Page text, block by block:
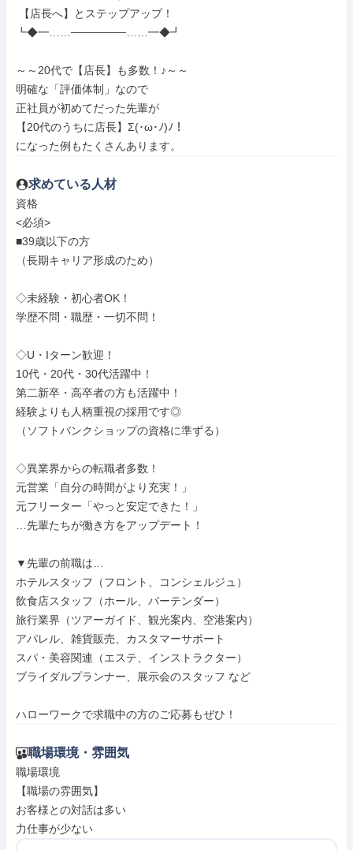
┗◆━……───────……━◆┛
～～20代で【店長】も多数！♪～～
明確な「評価体制」なので
正社員が初めてだった先輩が
【20代のうちに店長】Σ(･ω･ﾉ)ﾉ！
になった例もたくさんあります。
求めている人材
資格
<必須>
■39歳以下の方
（長期キャリア形成のため）
◇未経験・初心者OK！
学歴不問・職歴・一切不問！
◇U・Iターン歓迎！
10代・20代・30代活躍中！
第二新卒・高卒者の方も活躍中！
経験よりも人柄重視の採用です◎
（ソフトバンクショップの資格に準ずる）
◇異業界からの転職者多数！
元営業「自分の時間がより充実！」
元フリーター「やっと安定できた！」
…先輩たちが働き方をアップデート！
▼先輩の前職は…
ホテルスタッフ（フロント、コンシェルジュ）
飲食店スタッフ（ホール、バーテンダー）
旅行業界（ツアーガイド、観光案内、空港案内）
アパレル、雑貨販売、カスタマーサポート
スパ・美容関連（エステ、インストラクター）
ブライダルプランナー、展示会のスタッフ など
ハローワークで求職中の方のご応募もぜひ！
職場環境・雰囲気
職場環境
【職場の雰囲気】
お客様との対話は多い
力仕事が少ない